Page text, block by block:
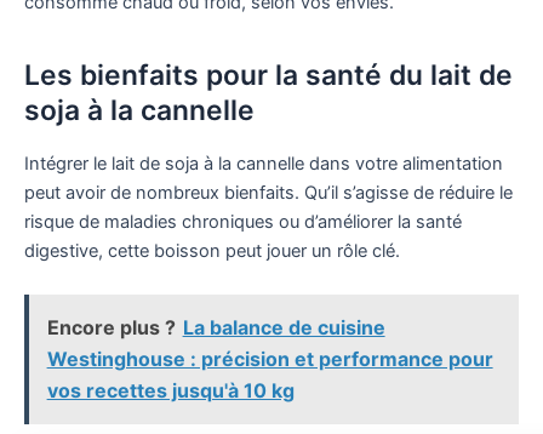
Les bienfaits pour la santé du lait de
soja à la cannelle
Intégrer le lait de soja à la cannelle dans votre alimentation
peut avoir de nombreux bienfaits. Qu’il s’agisse de réduire le
risque de maladies chroniques ou d’améliorer la santé
digestive, cette boisson peut jouer un rôle clé.
Encore plus ? La balance de cuisine
Westinghouse : précision et performance pour
vos recettes jusqu'à 10 kg